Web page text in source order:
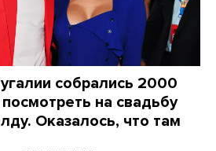
собрались 2000
на свадьбу
Оказалось, что там